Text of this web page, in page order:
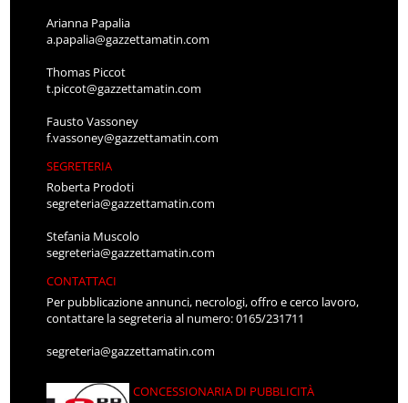
Arianna Papalia
a.papalia@gazzettamatin.com
Thomas Piccot
t.piccot@gazzettamatin.com
Fausto Vassoney
f.vassoney@gazzettamatin.com
SEGRETERIA
Roberta Prodoti
segreteria@gazzettamatin.com
Stefania Muscolo
segreteria@gazzettamatin.com
CONTATTACI
Per pubblicazione annunci, necrologi, offro e cerco lavoro,
contattare la segreteria al numero: 0165/231711
segreteria@gazzettamatin.com
CONCESSIONARIA DI PUBBLICITÀ